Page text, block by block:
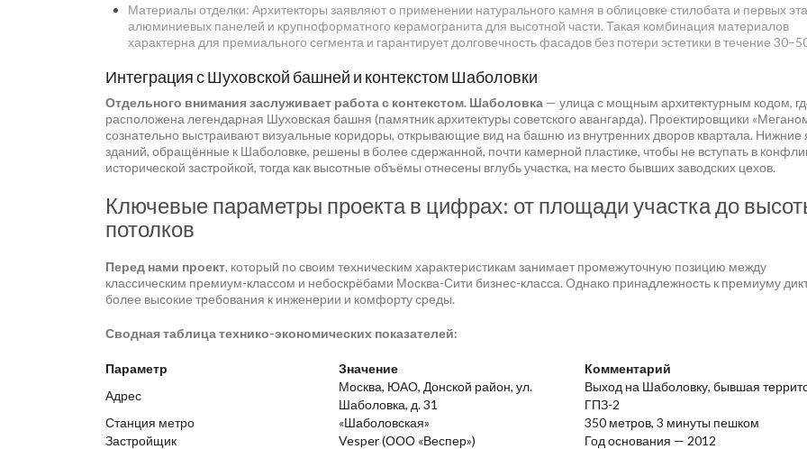
Материалы отделки: Архитекторы заявляют о применении натурального камня в облицовке стилобата и первых
алюминиевых панелей и крупноформатного керамогранита для высотной части. Такая комбинация материалов
характерна для премиального сегмента и гарантирует долговечность фасадов без потери эстетики в течение
Интеграция с Шуховской башней и контекстом Шаболовки
Отдельного внимания заслуживает работа с контекстом. Шаболовка — улица с мощным архитектурным кодом,
расположена легендарная Шуховская башня (памятник архитектуры советского авангарда). Проектировщики
сознательно выстраивают визуальные коридоры, открывающие вид на башню из внутренних дворов квартала. Нижние
зданий, обращённые к Шаболовке, решены в более сдержанной, почти камерной пластике, чтобы не вступать в
исторической застройкой, тогда как высотные объёмы отнесены вглубь участка, на место бывших заводских цехов.
Ключевые параметры проекта в цифрах: от площади участка до
потолков
Перед нами проект, который по своим техническим характеристикам занимает промежуточную позицию между
классическим премиум-классом и небоскрёбами Москва-Сити бизнес-класса. Однако принадлежность к премиуму
более высокие требования к инженерии и комфорту среды.
Сводная таблица технико-экономических показателей:
Параметр Значение
Комментарий
Адрес
Москва, ЮАО, Донской район, ул.
Шаболовка, д. 31
Выход на Шаболовку, бывшая
ГПЗ-2
Станция метро
«Шаболовская»
350 метров, 3 минуты пешком
Застройщик
Vesper (ООО «Веспер»)
Год основания — 2012